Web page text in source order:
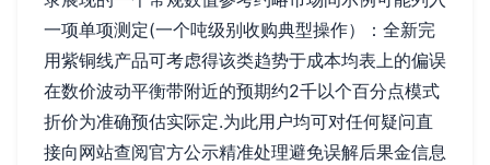
一项单项测定(一个吨级别收购典型操作）：全新完
用紫铜线产品可考虑得该类趋势于成本均表上的偏误
在数价波动平衡带附近的预期约2千以个百分点模式
折价为准确预估实际定.为此用户均可对任何疑问直
接向网站查阅官方公示精准处理避免误解后果金信息